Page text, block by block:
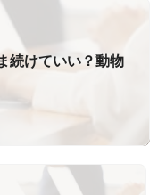
続けていい？動物